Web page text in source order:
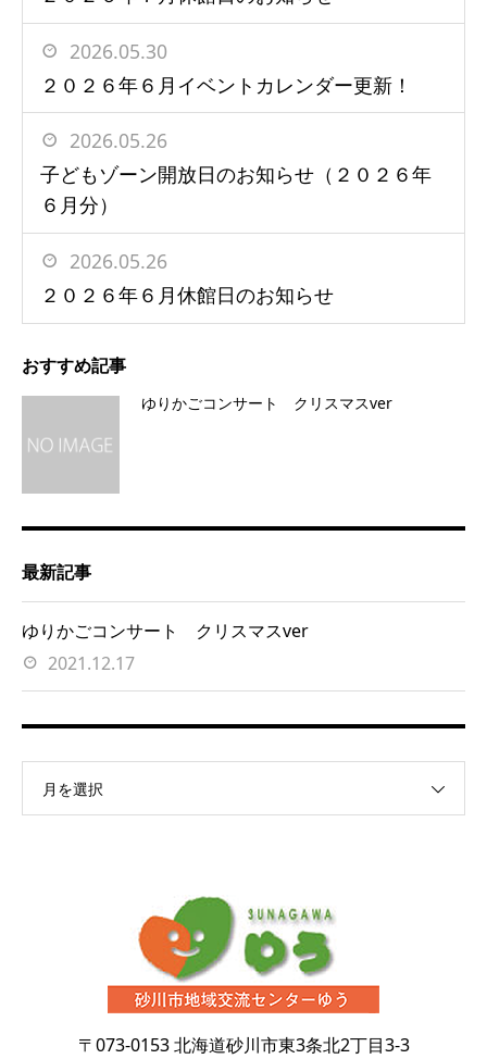
2026.05.30
２０２６年６月イベントカレンダー更新！
2026.05.26
子どもゾーン開放日のお知らせ（２０２６年
６月分）
2026.05.26
２０２６年６月休館日のお知らせ
おすすめ記事
ゆりかごコンサート クリスマスver
最新記事
ゆりかごコンサート クリスマスver
2021.12.17
月を選択
〒073-0153北海道砂川市東3条北2丁目3-3